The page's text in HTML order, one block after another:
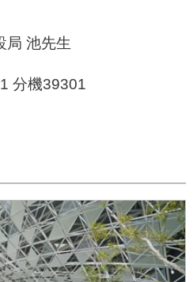
局 池先生
分機39301